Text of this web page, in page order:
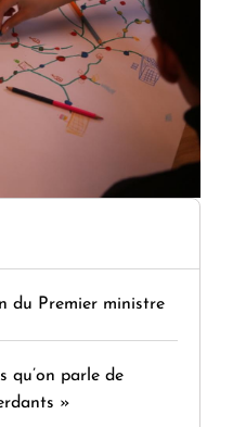
du Premier ministre
qu’on parle de
»